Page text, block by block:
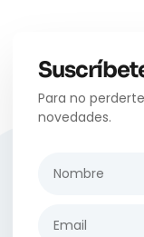
Para no
novedades.